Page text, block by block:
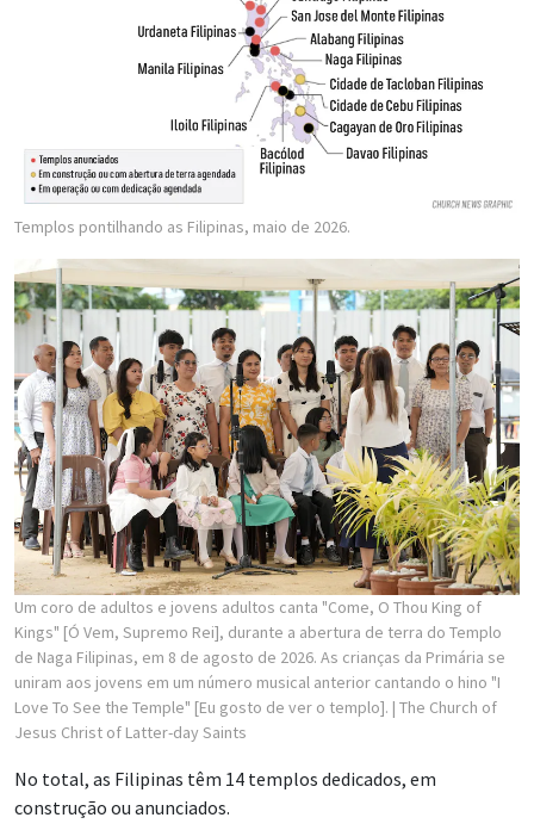
Templos pontilhando as Filipinas, maio de 2026.
Um coro de adultos e jovens adultos canta "Come, O Thou King of
Kings" [Ó Vem, Supremo Rei], durante a abertura de terra do Templo
de Naga Filipinas, em 8 de agosto de 2026. As crianças da Primária se
uniram aos jovens em um número musical anterior cantando o hino "I
Love To See the Temple" [Eu gosto de ver o templo]. | The Church of
Jesus Christ of Latter-day Saints
No total, as Filipinas têm 14 templos dedicados, em
construção ou anunciados.